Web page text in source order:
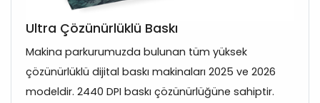
Ultra Çözünürlüklü Baskı
Makina parkurumuzda bulunan tüm yüksek
çözünürlüklü dijital baskı makinaları 2025 ve 2026
modeldir. 2440 DPI baskı çözünürlüğüne sahiptir.